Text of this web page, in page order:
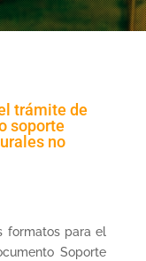
trámite de
soporte
no
formatos para el
Soporte